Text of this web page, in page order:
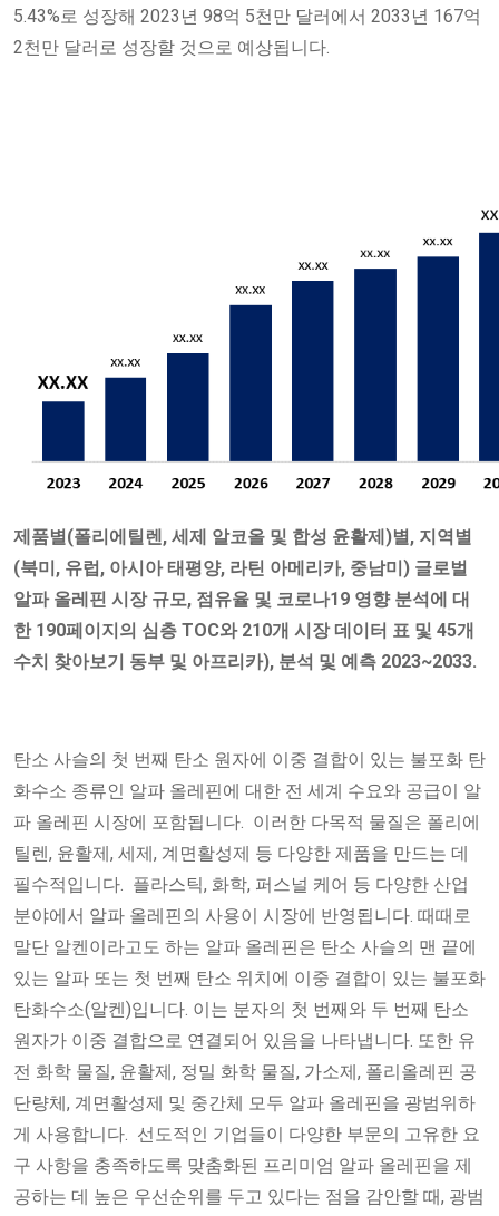
5.43%로 성장해 2023년 98억 5천만 달러에서 2033년 167억
2천만 달러로 성장할 것으로 예상됩니다.
제품별(폴리에틸렌, 세제 알코올 및 합성 윤활제)별, 지역별
(북미, 유럽, 아시아 태평양, 라틴 아메리카, 중남미) 글로벌
알파 올레핀 시장 규모, 점유율 및 코로나19 영향 분석에 대
한 190페이지의 심층 TOC와 210개 시장 데이터 표 및 45개
수치 찾아보기 동부 및 아프리카), 분석 및 예측 2023~2033.
탄소 사슬의 첫 번째 탄소 원자에 이중 결합이 있는 불포화 탄
화수소 종류인 알파 올레핀에 대한 전 세계 수요와 공급이 알
파 올레핀 시장에 포함됩니다. 이러한 다목적 물질은 폴리에
틸렌, 윤활제, 세제, 계면활성제 등 다양한 제품을 만드는 데
필수적입니다. 플라스틱, 화학, 퍼스널 케어 등 다양한 산업
분야에서 알파 올레핀의 사용이 시장에 반영됩니다. 때때로
말단 알켄이라고도 하는 알파 올레핀은 탄소 사슬의 맨 끝에
있는 알파 또는 첫 번째 탄소 위치에 이중 결합이 있는 불포화
탄화수소(알켄)입니다. 이는 분자의 첫 번째와 두 번째 탄소
원자가 이중 결합으로 연결되어 있음을 나타냅니다. 또한 유
전 화학 물질, 윤활제, 정밀 화학 물질, 가소제, 폴리올레핀 공
단량체, 계면활성제 및 중간체 모두 알파 올레핀을 광범위하
게 사용합니다. 선도적인 기업들이 다양한 부문의 고유한 요
구 사항을 충족하도록 맞춤화된 프리미엄 알파 올레핀을 제
공하는 데 높은 우선순위를 두고 있다는 점을 감안할 때, 광범